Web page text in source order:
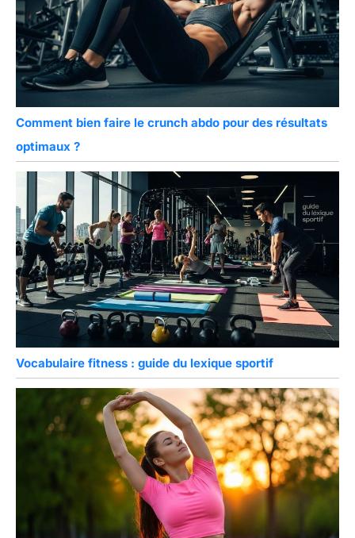
Comment bien faire le crunch abdo pour des résultats
optimaux ?
Vocabulaire fitness : guide du lexique sportif